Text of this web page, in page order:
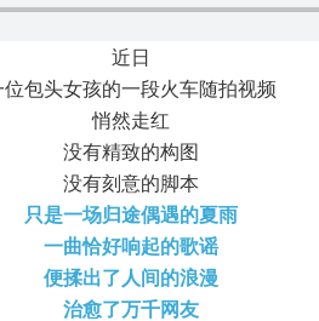
近日
位包头女孩的一段火车随拍视频
悄然走红
没有精致的构图
没有刻意的脚本
只是一场归途偶遇的夏雨
一曲恰好响起的歌谣
便揉出了人间的浪漫
治愈了万千网友